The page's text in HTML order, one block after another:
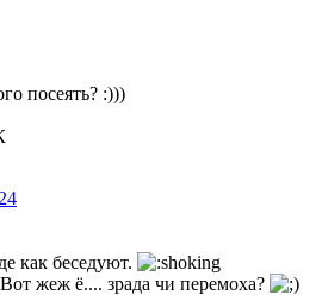
посеять? :)))
как беседуют.
Вот жеж ё.... зрада чи перемоха?